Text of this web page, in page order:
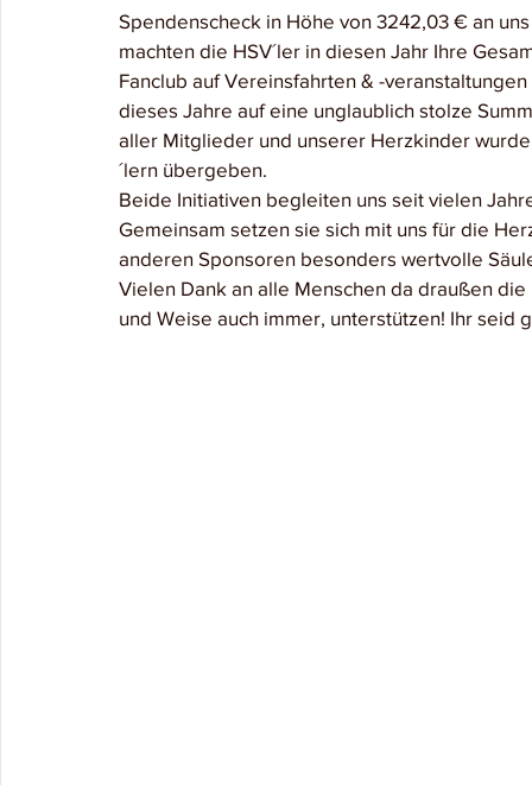
Spendenscheck in Höhe von 3242,03 € an
machten die HSV´ler in diesen Jahr Ihre
Fanclub auf Vereinsfahrten & -
dieses Jahre auf eine unglaublich stolze
aller Mitglieder und unserer Herzkinder
´lern übergeben.
Beide Initiativen begleiten uns seit vielen
Gemeinsam setzen sie sich mit uns für die
anderen Sponsoren besonders wertvolle
Vielen Dank an alle Menschen da draußen
und Weise auch immer, unterstützen! Ihr seid